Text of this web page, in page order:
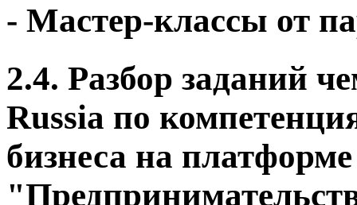
- Мастер-классы от
2.4. Разбор заданий
Russia по
бизнеса на